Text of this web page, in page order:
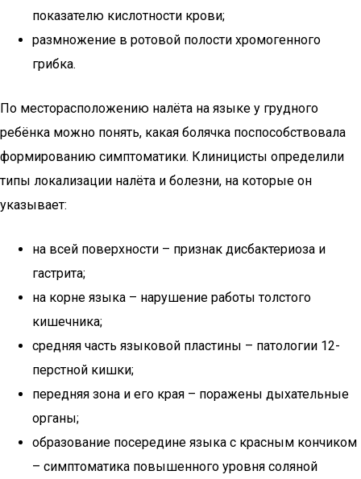
показателю кислотности крови;
размножение в ротовой полости хромогенного
грибка.
По месторасположению налёта на языке у грудного
ребёнка можно понять, какая болячка поспособствовала
формированию симптоматики. Клиницисты определили
типы локализации налёта и болезни, на которые он
указывает:
на всей поверхности – признак дисбактериоза и
гастрита;
на корне языка – нарушение работы толстого
кишечника;
средняя часть языковой пластины – патологии 12-
перстной кишки;
передняя зона и его края – поражены дыхательные
органы;
образование посередине языка с красным кончиком
– симптоматика повышенного уровня соляной